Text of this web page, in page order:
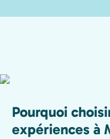
Pourquoi
expériences à